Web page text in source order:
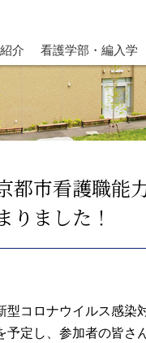
介 看護学部・編入学
都市看護職能
りました！
型コロナウイルス感染
予定し、参加者の皆さ